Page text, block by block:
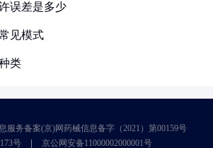
误差是多少
见模式
类
服务备案(京)网药械信息备字（2021）第00159号
号
京公网安备11000002000001号